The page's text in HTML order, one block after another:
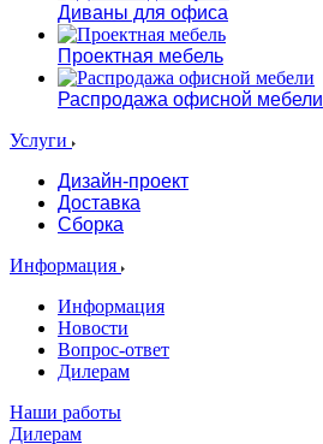
Диваны для офиса
Проектная мебель
Распродажа офисной мебели
Услуги
Дизайн-проект
Доставка
Сборка
Информация
Информация
Новости
Вопрос-ответ
Дилерам
Наши работы
Дилерам